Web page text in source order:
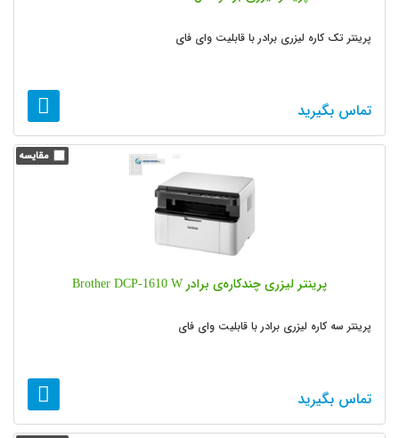
پرینتر تک کاره لیزری برادر با قابلیت وای فای
تماس بگیرید
پرینتر لیزری چندکاره‌ی برادر Brother DCP-1610 W
پرینتر سه کاره لیزری برادر با قابلیت وای فای
تماس بگیرید